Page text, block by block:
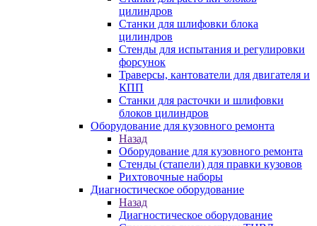
цилиндров
Станки для шлифовки блока
цилиндров
Стенды для испытания и регулировки
форсунок
Траверсы, кантователи для двигателя и
КПП
Станки для расточки и шлифовки
блоков цилиндров
Оборудование для кузовного ремонта
Назад
Оборудование для кузовного ремонта
Стенды (стапели) для правки кузовов
Рихтовочные наборы
Диагностическое оборудование
Назад
Диагностическое оборудование